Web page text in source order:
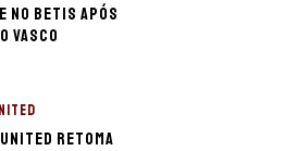
no Betis após
Vasco
retoma